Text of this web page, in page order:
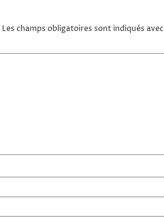
Les champs obligatoires sont indiqués avec